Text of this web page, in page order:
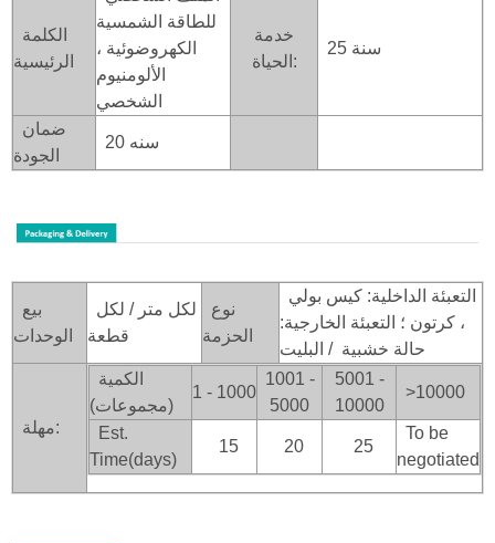
الرئيسية
للطاقة الشمسية
الكهروضوئية ،
الألومنيوم
الشخصي
خدمة
الحياة:
25 سنة
الجودة
20 سنه
بيع
الوحدات
قطعة
نوع
الحزمة
، كرتون ؛ التعبئة الخارجية:
حالة خشبية / البليت
مهلة:
الكمية
(مجموعات)
1 - 1000
1001 -
5000
5001 -
10000
>10000
Est.
Time(days)
15 20 25
To be
negotiated